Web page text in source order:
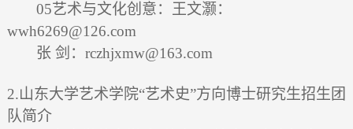
05艺术与文化创意：王文灏：
wwh6269@126.com
张 剑： rczhjxmw@163.com
2.山东大学艺术学院“艺术史”方向博士研究生招生团
队简介